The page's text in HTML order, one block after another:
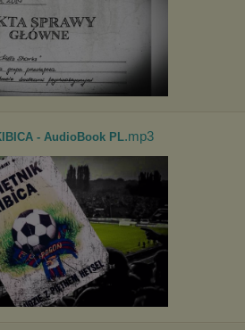
- AudioBook PL.mp3